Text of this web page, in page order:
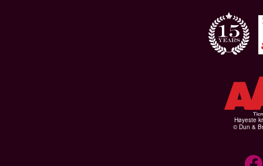
Høyeste
© Dun &